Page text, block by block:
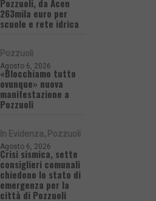
Pozzuoli, da Acen
263mila euro per
scuole e rete idrica
Pozzuoli
Agosto 6, 2026
«Blocchiamo tutto
ovunque» nuova
manifestazione a
Pozzuoli
In Evidenza Pozzuoli
Agosto 6, 2026
Crisi sismica, sette
consiglieri comunali
chiedono lo stato di
emergenza per la
città di Pozzuoli